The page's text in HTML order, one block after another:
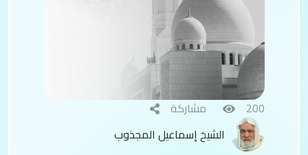
الشيخ إسماعيل المجذوب
200 مشاركة